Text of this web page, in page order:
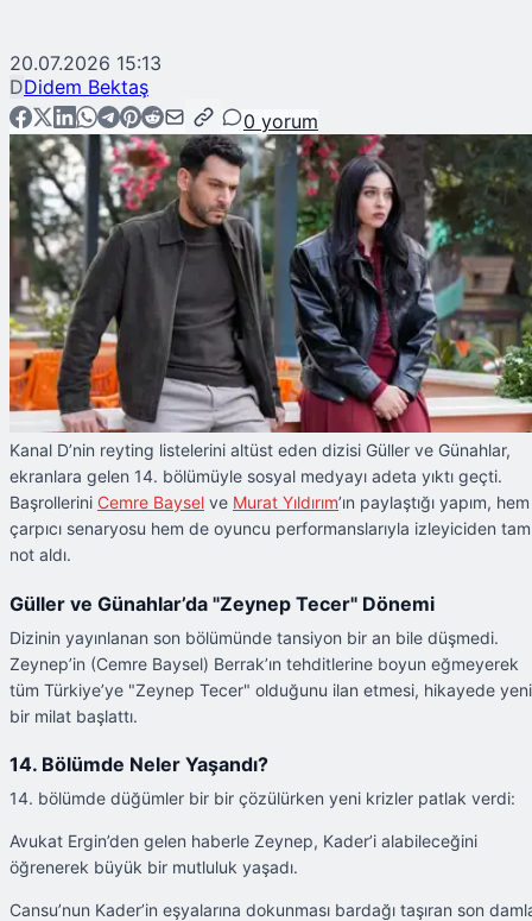
20.07.2026 15:13
DDidem Bektaş
0 yorum
Kanal D’nin reyting listelerini altüst eden dizisi Güller ve Günahlar,
ekranlara gelen 14. bölümüyle sosyal medyayı adeta yıktı geçti.
Başrollerini Cemre Baysel ve Murat Yıldırım’ın paylaştığı yapım, hem
çarpıcı senaryosu hem de oyuncu performanslarıyla izleyiciden tam
not aldı.
Güller ve Günahlar’da "Zeynep Tecer" Dönemi
Dizinin yayınlanan son bölümünde tansiyon bir an bile düşmedi.
Zeynep’in (Cemre Baysel) Berrak’ın tehditlerine boyun eğmeyerek
tüm Türkiye’ye "Zeynep Tecer" olduğunu ilan etmesi, hikayede yeni
bir milat başlattı.
14. Bölümde Neler Yaşandı?
14. bölümde düğümler bir bir çözülürken yeni krizler patlak verdi:
Avukat Ergin’den gelen haberle Zeynep, Kader’i alabileceğini
öğrenerek büyük bir mutluluk yaşadı.
Cansu’nun Kader’in eşyalarına dokunması bardağı taşıran son